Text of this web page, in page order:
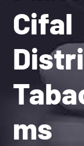
Cifal
ms